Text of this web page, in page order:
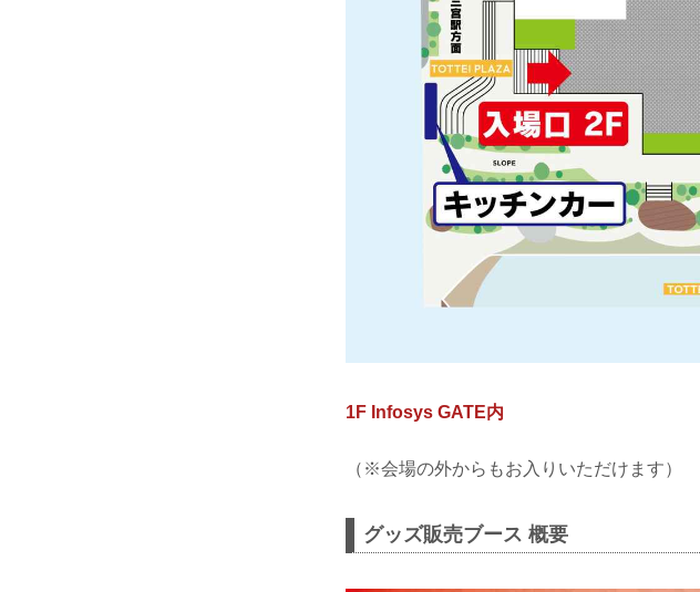
1F Infosys GATE内
（※会場の外からもお入りいただけます）
グッズ販売ブース 概要